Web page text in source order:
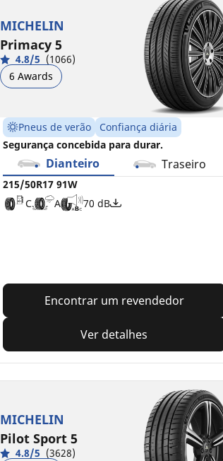
MICHELIN
Primacy 5
4.8/5 (1066)
6 Awards
Pneus de verão
Confiança diária
Segurança concebida para durar.
Dianteiro Traseiro
215/50R17 91W
C
A 70 dB
Encontrar um revendedor
Ver detalhes
MICHELIN
Pilot Sport 5
4.8/5 (3628)